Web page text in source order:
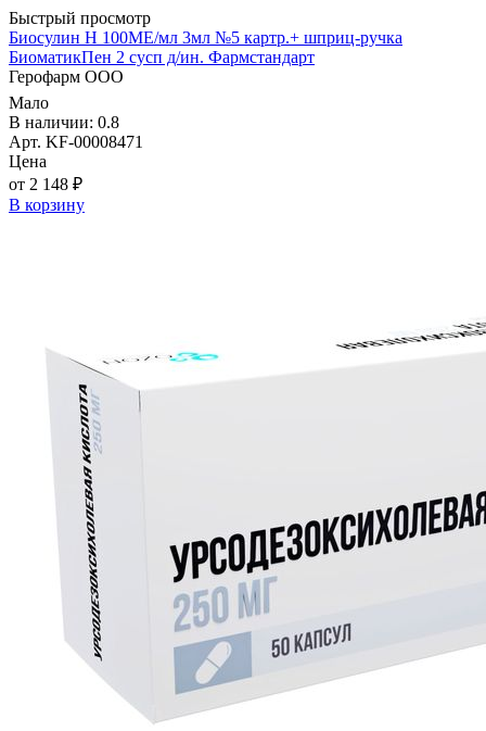
Быстрый просмотр
Биосулин Н 100МЕ/мл 3мл №5 картр.+ шприц-ручка
БиоматикПен 2 сусп д/ин. Фармстандарт
Герофарм ООО
Мало
В наличии: 0.8
Арт. KF-00008471
Цена
от 2 148 ₽
В корзину